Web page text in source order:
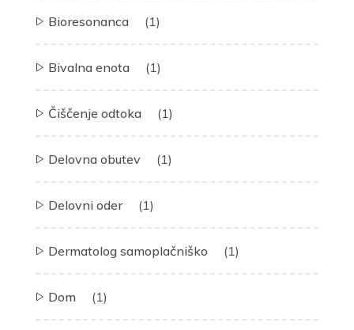
Bioresonanca (1)
Bivalna enota (1)
Čiščenje odtoka (1)
Delovna obutev (1)
Delovni oder (1)
Dermatolog samoplačniško (1)
Dom (1)